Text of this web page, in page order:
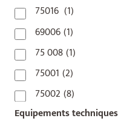
75016 (1)
69006(1)
75 008(1)
75001 (2)
75002 (8)
75003(1)
Equipements techniques